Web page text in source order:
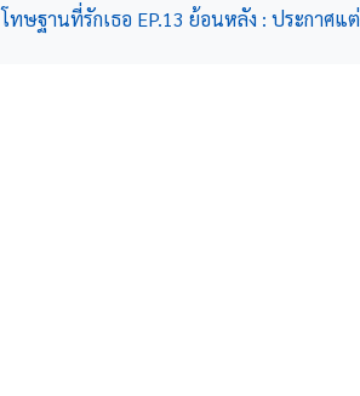
โทษฐานที่รักเธอ EP.13 ย้อนหลัง : ประกาศแ